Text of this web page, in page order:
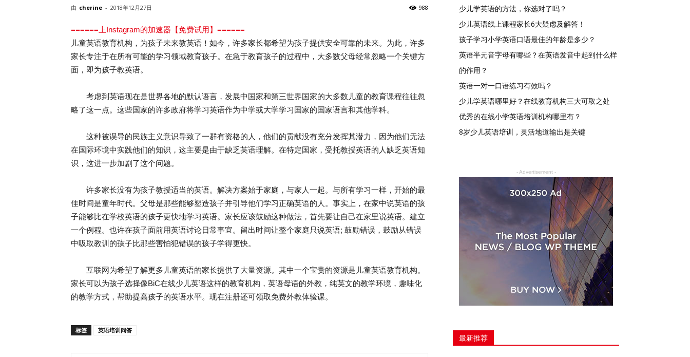
由 cherine - 2018年12月27日 988
======上Instagram的加速器【免费试用】======
儿童英语教育机构，为孩子未来教英语！如今，许多家长都希望为孩子提供安全可靠的未来。为此，许多
家长专注于在所有可能的学习领域教育孩子。在急于教育孩子的过程中，大多数父母经常忽略一个关键方
面，即为孩子教英语。
考虑到英语现在是世界各地的默认语言，发展中国家和第三世界国家的大多数儿童的教育课程往往忽
略了这一点。这些国家的许多政府将学习英语作为中学或大学学习国家的国家语言和其他学科。
这种被误导的民族主义意识导致了一群有资格的人，他们的贡献没有充分发挥其潜力，因为他们无法
在国际环境中实践他们的知识，这主要是由于缺乏英语理解。在特定国家，受托教授英语的人缺乏英语知
识，这进一步加剧了这个问题。
许多家长没有为孩子教授适当的英语。解决方案始于家庭，与家人一起。与所有学习一样，开始的最
佳时间是童年时代。父母是那些能够塑造孩子并引导他们学习正确英语的人。事实上，在家中说英语的孩
子能够比在学校英语的孩子更快地学习英语。家长应该鼓励这种做法，首先要让自己在家里说英语。建立
一个例程。也许在孩子面前用英语讨论日常事宜。留出时间让整个家庭只说英语; 鼓励错误，鼓励从错误
中吸取教训的孩子比那些害怕犯错误的孩子学得更快。
互联网为希望了解更多儿童英语的家长提供了大量资源。其中一个宝贵的资源是儿童英语教育机构。
家长可以为孩子选择像BiC在线少儿英语这样的教育机构，英语母语的外教，纯英文的教学环境，趣味化
的教学方式，帮助提高孩子的英语水平。现在注册还可领取免费外教体验课。
标签 英语培训问答
少儿学英语的方法，你选对了吗？
少儿英语线上课程家长6大疑虑及解答！
孩子学习小学英语口语最佳的年龄是多少？
英语半元音字母有哪些？在英语发音中起到什么样
的作用？
英语一对一口语练习有效吗？
少儿学英语哪里好？在线教育机构三大可取之处
优秀的在线小学英语培训机构哪里有？
8岁少儿英语培训，灵活地道输出是关键
- Advertisement -
最新推荐